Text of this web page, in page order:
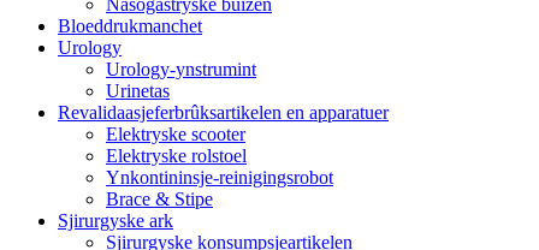
Bloeddrukmanchet
Urology
Urology-ynstrumint
Urinetas
Revalidaasjeferbrûksartikelen en apparatuer
Elektryske scooter
Elektryske rolstoel
Ynkontininsje-reinigingsrobot
Brace & Stipe
Sjirurgyske ark
Sjirurgyske konsumpsjeartikelen